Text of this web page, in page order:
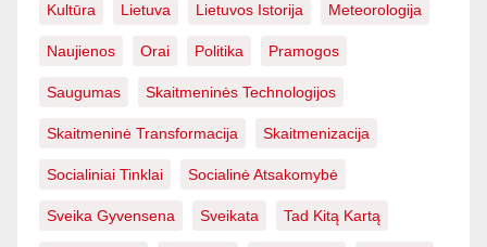
Kultūra Lietuva Lietuvos Istorija Meteorologija
Naujienos Orai Politika Pramogos
Saugumas Skaitmeninės Technologijos
Skaitmeninė Transformacija Skaitmenizacija
Socialiniai Tinklai Socialinė Atsakomybė
Sveika Gyvensena Sveikata Tad Kitą Kartą